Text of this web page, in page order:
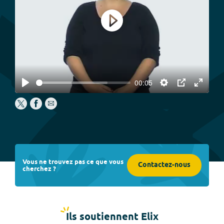
Play
00:05
Settings
PIP
Enter
Play
Vous ne trouvez pas ce que vous
cherchez ? Contactez-nous
Ils soutiennent Elix